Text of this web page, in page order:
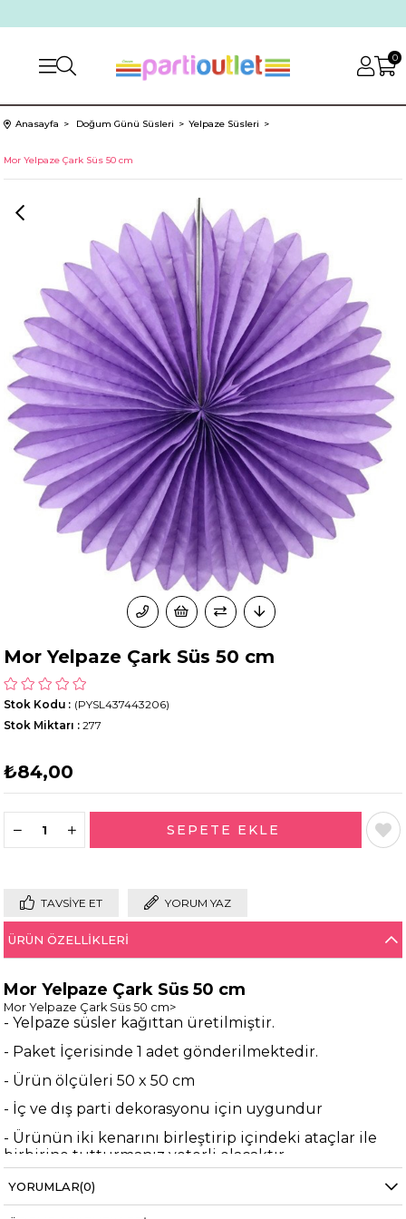
0
Anasayfa Doğum Günü Süsleri Yelpaze Süsleri
Mor Yelpaze Çark Süs 50 cm
Mor Yelpaze Çark Süs 50 cm
(PYSL437443206)
Stok Kodu
Stok Miktarı : 277
₺84,00
TAVSIYE ET YORUM YAZ
ÜRÜN ÖZELLIKLERI
Mor Yelpaze Çark Süs 50 cm
Mor Yelpaze Çark Süs 50 cm>
- Yelpaze süsler kağıttan üretilmiştir.
- Paket İçerisinde 1 adet gönderilmektedir.
- Ürün ölçüleri 50 x 50 cm
- İç ve dış parti dekorasyonu için uygundur
- Ürünün iki kenarını birleştirip içindeki ataçlar ile
birbirine tutturmanız yeterli olacaktır.
bilgi almak için
mail atabilirsiniz.
YORUMLAR(0)